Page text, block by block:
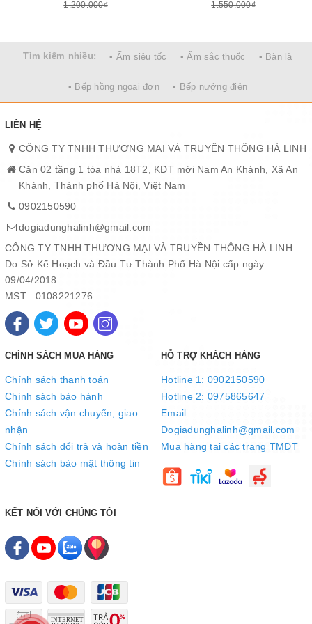
Nắp nồi thiết kế 2 trong 1, an toàn, dễ vệ sinh
món ăn, lại vừa có thể tháo rời dễ dàng bất cứ khi nào để di
chuyển hay vệ sinh, vô cùng tiện lợi.
Lòng nồi chống dính cao cấp, an toàn cho sức khỏe
Lòng nồi bằng hợp kim nhôm đa lớp dày dặn, nhiệt lượng tỏa đều
hơn, giữ ấm tốt. Nhờ đó, thực phẩm được ninh đều, chín nhanh
1.200.000₫ 1.550.000₫
Tìm kiếm nhiều: • Ấm siêu tốc • Ấm sắc thuốc • Bàn là
• Bếp hồng ngoại đơn • Bếp nướng điện
LIÊN HỆ
CÔNG TY TNHH THƯƠNG MẠI VÀ TRUYỀN THÔNG HÀ LINH
Căn 02 tầng 1 tòa nhà 18T2, KĐT mới Nam An Khánh, Xã An
Khánh, Thành phố Hà Nội, Việt Nam
0902150590
dogiadunghalinh@gmail.com
CÔNG TY TNHH THƯƠNG MẠI VÀ TRUYỀN THÔNG HÀ LINH
Do Sở Kế Hoạch và Đầu Tư Thành Phố Hà Nội cấp ngày
09/04/2018
MST : 0108221276
CHÍNH SÁCH MUA HÀNG
Chính sách thanh toán
Chính sách bảo hành
Chính sách vận chuyển, giao
nhận
Chính sách đổi trả và hoàn tiền
Chính sách bảo mật thông tin
HỖ TRỢ KHÁCH HÀNG
Hotline 1: 0902150590
Hotline 2: 0975865647
Email:
Dogiadunghalinh@gmail.com
Mua hàng tại các trang TMĐT
KẾT NỐI VỚI CHÚNG TÔI